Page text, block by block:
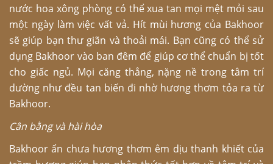
nước hoa xông phòng có thể xua tan mọi mệt mỏi sau
một ngày làm việc vất vả. Hít mùi hương của Bakhoor
sẽ giúp bạn thư giãn và thoải mái. Bạn cũng có thể sử
dụng Bakhoor vào ban đêm để giúp cơ thể chuẩn bị tốt
cho giấc ngủ. Mọi căng thẳng, nặng nề trong tâm trí
dường như đều tan biến đi nhờ hương thơm tỏa ra từ
Bakhoor.
Cân bằng và hài hòa
Bakhoor ẩn chưa hương thơm êm dịu thanh khiết của